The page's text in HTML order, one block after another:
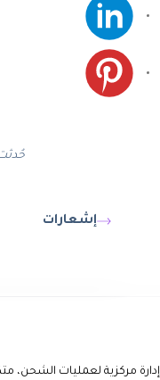
حُدثت
إشعارات
إدارة مركزية لعمليات الشحن،